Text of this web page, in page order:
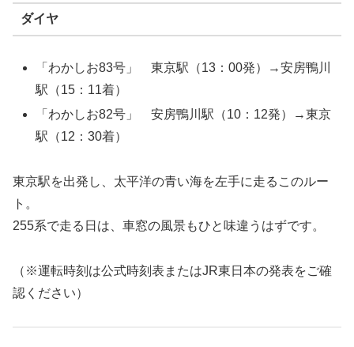
ダイヤ
「わかしお83号」 東京駅（13：00発）→安房鴨川
駅（15：11着）
「わかしお82号」 安房鴨川駅（10：12発）→東京
駅（12：30着）
東京駅を出発し、太平洋の青い海を左手に走るこのルー
ト。
255系で走る日は、車窓の風景もひと味違うはずです。
（※運転時刻は公式時刻表またはJR東日本の発表をご確
認ください）